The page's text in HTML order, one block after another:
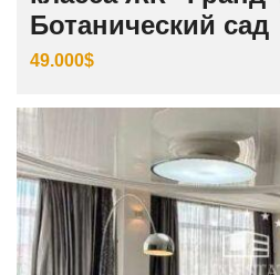
Ботанический сад
49.000$